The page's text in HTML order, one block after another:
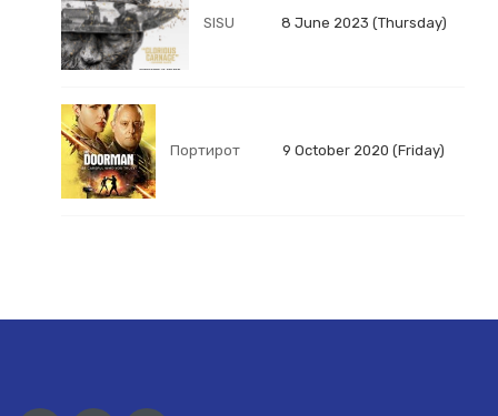
SISU 8 June 2023 (Thursday)
Портирот 9 October 2020 (Friday)